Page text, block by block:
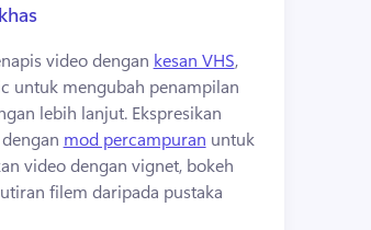
video dengan kesan VHS,
untuk mengubah penampilan
lebih lanjut. Ekspresikan
mod percampuran untuk
video dengan vignet, bokeh
filem daripada pustaka